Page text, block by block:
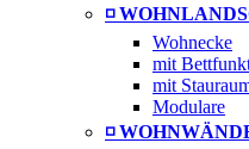
◽
Wohnecke
mit
mit
Modulare
◽